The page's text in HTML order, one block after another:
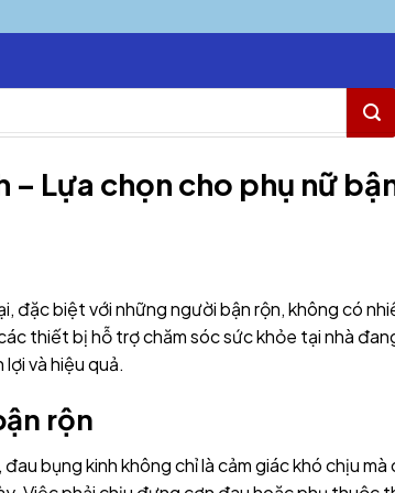
Lựa chọn cho phụ nữ
đặc biệt với những người bận rộn, không có
thiết bị hỗ trợ chăm sóc sức khỏe tại nhà
và hiệu quả.
rộn
bụng kinh không chỉ là cảm giác khó chịu